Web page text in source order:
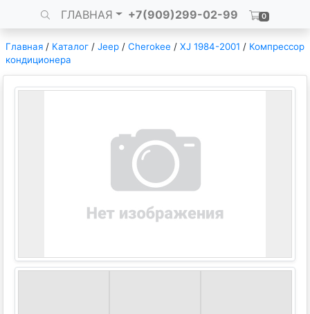
ГЛАВНАЯ +7(909)299-02-99 0
Главная / Каталог / Jeep / Cherokee / XJ 1984-2001 / Компрессор
кондиционера